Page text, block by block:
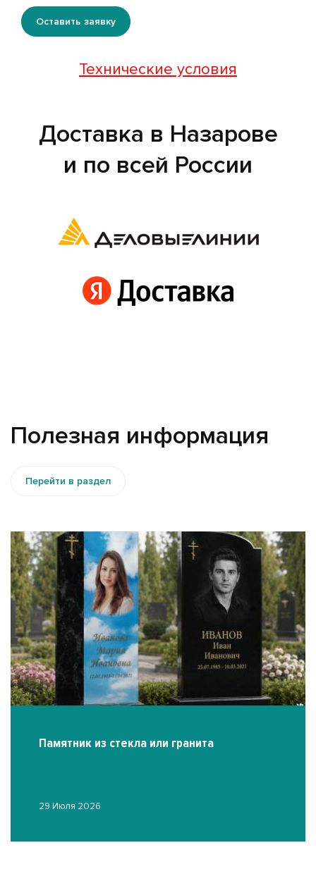
Оставить заявку
Технические условия
Доставка в Назарове
и по всей России
Полезная информация
Перейти в раздел
Памятник из стекла или гранита
29 Июля 2026